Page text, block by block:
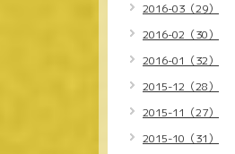
2016-03（29）
2016-02（30）
2016-01（32）
2015-12（28）
2015-11（27）
2015-10（31）